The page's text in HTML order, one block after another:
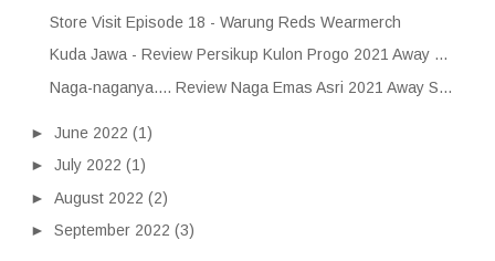
Store Visit Episode 18 - Warung Reds Wearmerch
Kuda Jawa - Review Persikup Kulon Progo 2021 Away ...
Naga-naganya.... Review Naga Emas Asri 2021 Away S...
► June 2022 (1)
► July 2022 (1)
► August 2022 (2)
► September 2022 (3)